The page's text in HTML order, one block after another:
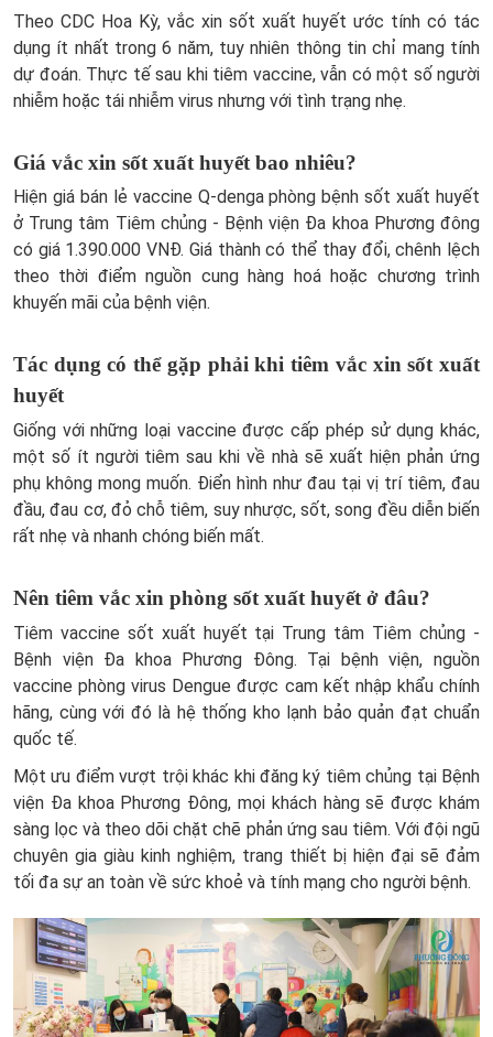
Theo CDC Hoa Kỳ, vắc xin sốt xuất huyết ước tính có tác
dụng ít nhất trong 6 năm, tuy nhiên thông tin chỉ mang tính
dự đoán. Thực tế sau khi tiêm vaccine, vẫn có một số người
nhiễm hoặc tái nhiễm virus nhưng với tình trạng nhẹ.
Giá vắc xin sốt xuất huyết​ bao nhiêu?
Hiện giá bán lẻ vaccine Q-denga phòng bệnh sốt xuất huyết
ở Trung tâm Tiêm chủng - Bệnh viện Đa khoa Phương đông
có giá 1.390.000 VNĐ. Giá thành có thể thay đổi, chênh lệch
theo thời điểm nguồn cung hàng hoá hoặc chương trình
khuyến mãi của bệnh viện.
Tác dụng có thể gặp phải khi tiêm vắc xin sốt xuất
huyết
Giống với những loại vaccine được cấp phép sử dụng khác,
một số ít người tiêm sau khi về nhà sẽ xuất hiện phản ứng
phụ không mong muốn. Điển hình như đau tại vị trí tiêm, đau
đầu, đau cơ, đỏ chỗ tiêm, suy nhược, sốt, song đều diễn biến
rất nhẹ và nhanh chóng biến mất.
Nên tiêm vắc xin phòng sốt xuất huyết ở đâu?
Tiêm vaccine sốt xuất huyết tại Trung tâm Tiêm chủng -
Bệnh viện Đa khoa Phương Đông. Tại bệnh viện, nguồn
vaccine phòng virus Dengue được cam kết nhập khẩu chính
hãng, cùng với đó là hệ thống kho lạnh bảo quản đạt chuẩn
quốc tế.
Một ưu điểm vượt trội khác khi đăng ký tiêm chủng tại Bệnh
viện Đa khoa Phương Đông, mọi khách hàng sẽ được khám
sàng lọc và theo dõi chặt chẽ phản ứng sau tiêm. Với đội ngũ
chuyên gia giàu kinh nghiệm, trang thiết bị hiện đại sẽ đảm
tối đa sự an toàn về sức khoẻ và tính mạng cho người bệnh.